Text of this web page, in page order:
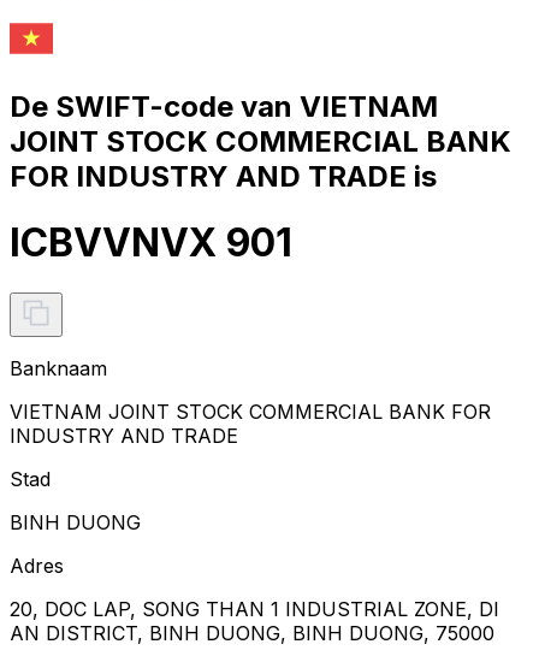
De SWIFT-code van VIETNAM
JOINT STOCK COMMERCIAL BANK
FOR INDUSTRY AND TRADE is
ICBVVNVX 901
Banknaam
VIETNAM JOINT STOCK COMMERCIAL BANK FOR
INDUSTRY AND TRADE
Stad
BINH DUONG
Adres
20, DOC LAP, SONG THAN 1 INDUSTRIAL ZONE, DI
AN DISTRICT, BINH DUONG, BINH DUONG, 75000